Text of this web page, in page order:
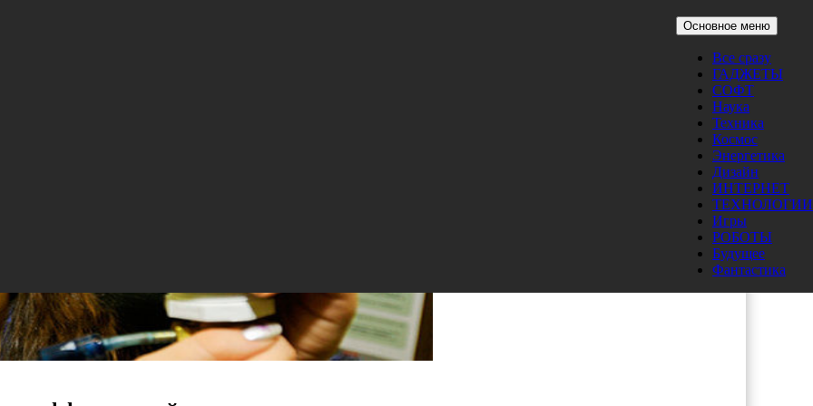
Основное меню
Все сразу
ГАДЖЕТЫ
СОФТ
Наука
Техника
Космос
Энергетика
Дизайн
ИНТЕРНЕТ
ТЕХНОЛОГИИ
Игры
РОБОТЫ
Будущее
Фантастика